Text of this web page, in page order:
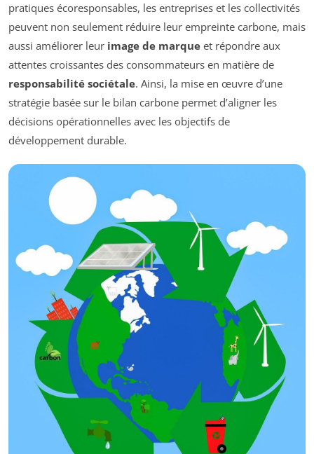
pratiques écoresponsables, les entreprises et les collectivités
peuvent non seulement réduire leur empreinte carbone, mais
aussi améliorer leur image de marque et répondre aux
attentes croissantes des consommateurs en matière de
responsabilité sociétale. Ainsi, la mise en œuvre d’une
stratégie basée sur le bilan carbone permet d’aligner les
décisions opérationnelles avec les objectifs de
développement durable.